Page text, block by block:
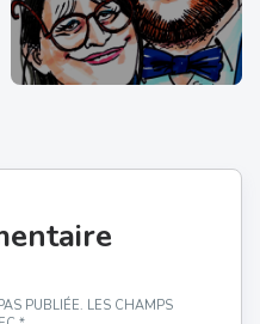
PUBLIÉE. LES CHAMPS